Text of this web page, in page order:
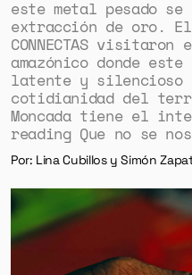
este metal pesado
extracción de oro. El
CONNECTAS visitaron
amazónico donde
latente y silencioso
cotidianidad del
Moncada tiene el
reading Que no se
Por: Lina Cubillos y Simón